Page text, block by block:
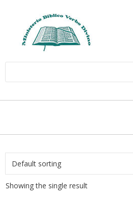
Showing the single result